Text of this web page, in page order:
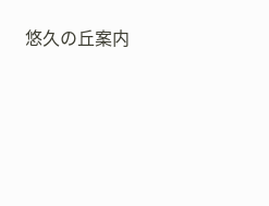
悠久の丘案内